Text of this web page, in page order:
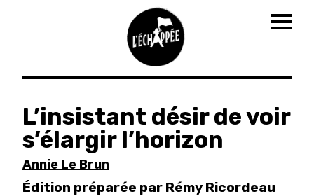
Aller
contenu
principal
L’insistant désir de voir
s’élargir l’horizon
Annie Le Brun
Édition préparée par Rémy Ricordeau